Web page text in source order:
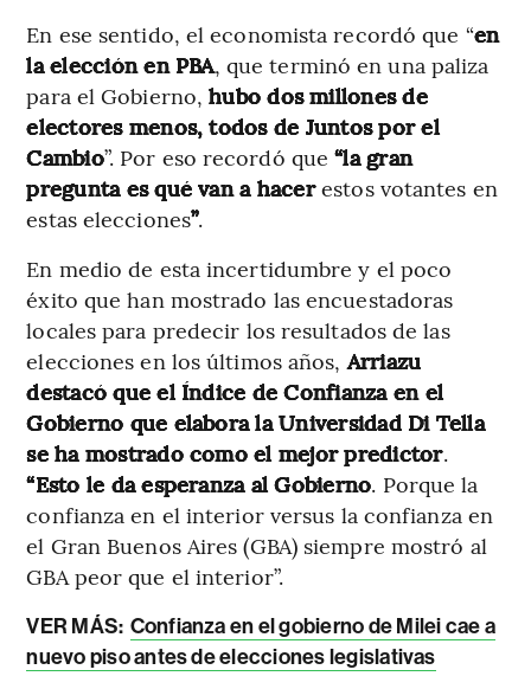
En ese sentido, el economista recordó que “en
la elección en PBA, que terminó en una paliza
para el Gobierno,hubo dos millones de
electores menos, todos de Juntos por el
Cambio”. Por eso recordó que“la gran
pregunta es qué van a hacerestos votantes en
estas elecciones”.
En medio de esta incertidumbre y el poco
éxito que han mostrado las encuestadoras
locales para predecir los resultados de las
elecciones en los últimos años,Arriazu
destacó que el Índice de Confianza en el
Gobierno que elabora la Universidad Di Tella
se ha mostrado como el mejor predictor.
“Esto le da esperanza al Gobierno. Porque la
confianza en el interior versus la confianza en
el Gran Buenos Aires (GBA) siempre mostró al
GBA peor que el interior”.
VER MÁS: Confianza en el gobierno de Milei cae a
nuevo piso antes de elecciones legislativas